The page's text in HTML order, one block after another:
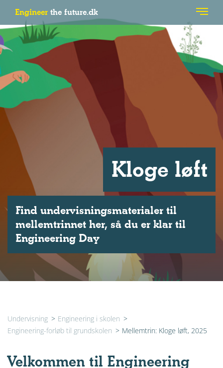
Engineer the future.dk
Kloge løft
Find undervisningsmaterialer til
mellemtrinnet her, så du er klar til
Engineering Day
Undervisning > Engineering i skolen >
Engineering-forløb til grundskolen > Mellemtrin: Kloge løft, 2025
Velkommen til Engineering